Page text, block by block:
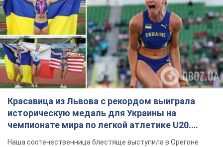
Красавица из Львова с рекордом выиграла
историческую медаль для Украины на
чемпионате мира по легкой атлетике U20.
Видео
Наша соотечественница блестяще выступила в Орегоне